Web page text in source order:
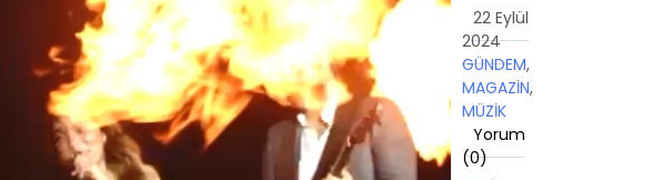
22 Eylül
2024
GÜNDEM,
MAGAZİN,
MÜZİK
Yorum
(0)